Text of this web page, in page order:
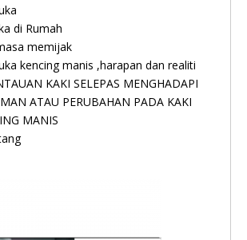
di Rumah
memijak
kencing manis ,harapan dan realiti
KAKI SELEPAS MENGHADAPI
ATAU PERUBAHAN PADA KAKI
MANIS